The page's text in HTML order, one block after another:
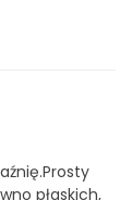
płaskich,